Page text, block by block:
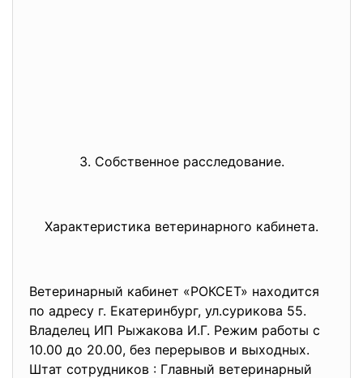
3. Собственное расследование.
Характеристика ветеринарного кабинета.
Ветеринарный кабинет «РОКСЕТ» находится
по адресу г. Екатеринбург, ул.сурикова 55.
Владелец ИП Рыжакова И.Г. Режим работы с
10.00 до 20.00, без перерывов и выходных.
Штат сотрудников : Главный ветеринарный